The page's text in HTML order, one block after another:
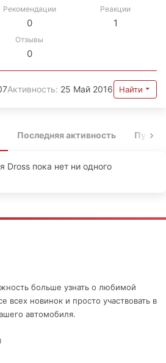
Рекомендации
0
Реакции
1
Отзывы
0
Активность 25 Май 2016 Найти
Последняя активность
Dross пока нет ни одного
больше узнать о любимой
всех новинок и просто участвовать в
автомобиля.